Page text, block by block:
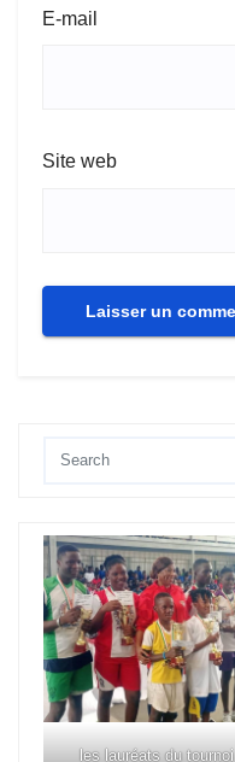
E-mail
Site web
les lauréats du tournoi